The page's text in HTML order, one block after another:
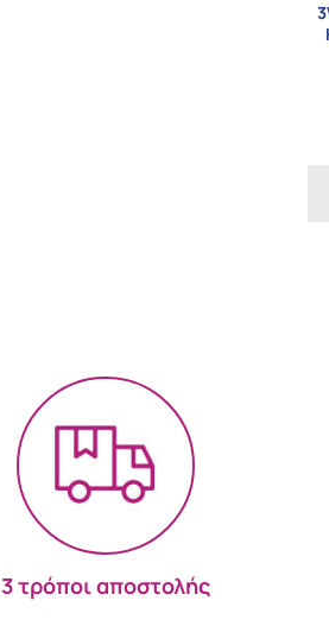
3 τρόποι αποστολής